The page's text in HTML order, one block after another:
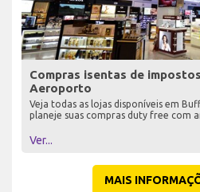
Compras isentas de
Aeroporto
Veja todas as lojas disponíveis em
planeje suas compras duty free com
Ver...
MAIS